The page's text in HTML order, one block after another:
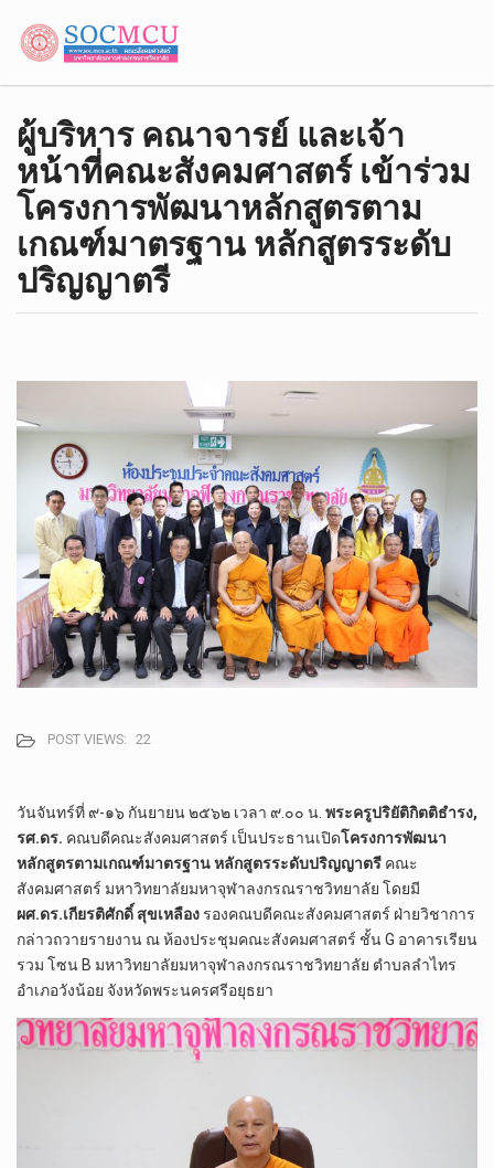
ผู้บริหาร คณาจารย์ และเจ้า
หน้าที่คณะสังคมศาสตร์ เข้าร่วม
โครงการพัฒนาหลักสูตรตาม
เกณฑ์มาตรฐาน หลักสูตรระดับ
ปริญญาตรี
POST VIEWS: 22
วันจันทร์ที่ ๙-๑๖ กันยายน ๒๕๖๒ เวลา ๙.๐๐ น. พระครูปริยัติกิตติธำรง,
รศ.ดร. คณบดีคณะสังคมศาสตร์ เป็นประธานเปิดโครงการพัฒนา
หลักสูตรตามเกณฑ์มาตรฐาน หลักสูตรระดับปริญญาตรี คณะ
สังคมศาสตร์ มหาวิทยาลัยมหาจุฬาลงกรณราชวิทยาลัย โดยมี
ผศ.ดร.เกียรติศักดิ์ สุขเหลือง รองคณบดีคณะสังคมศาสตร์ ฝ่ายวิชาการ
กล่าวถวายรายงาน ณ ห้องประชุมคณะสังคมศาสตร์ ชั้น G อาคารเรียน
รวม โซน B มหาวิทยาลัยมหาจุฬาลงกรณราชวิทยาลัย ตำบลลำไทร
อำเภอวังน้อย จังหวัดพระนครศรีอยุธยา